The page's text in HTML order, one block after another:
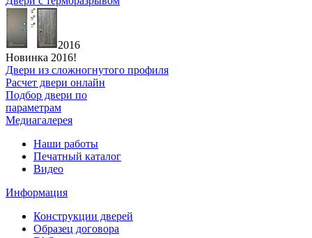
2016
Новинка 2016!
Двери из сложногнутого профиля
Расчет двери онлайн
Подбор двери по
параметрам
Медиагалерея
Наши работы
Печатный каталог
Видео
Информация
Конструкции дверей
Образец договора